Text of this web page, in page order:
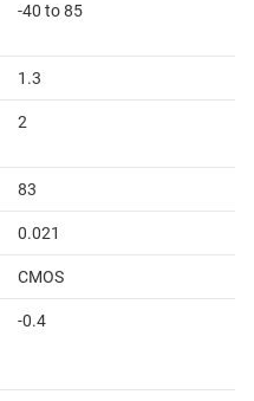
-40 to 85
1.3
2
83
0.021
CMOS
-0.4